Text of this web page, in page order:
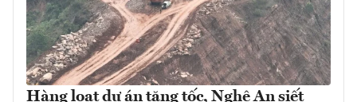
Hàng loạt dự án tăng tốc, Nghệ An siết